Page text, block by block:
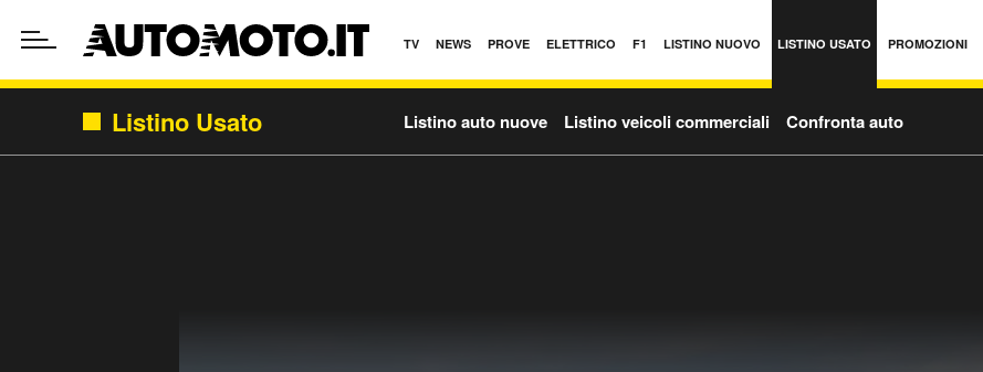
TV NEWS PROVE ELETTRICO F1 LISTINO NUOVO LISTINO USATO PROMOZIONI
Listino Usato Listino auto nuove Listino veicoli commerciali Confronta auto